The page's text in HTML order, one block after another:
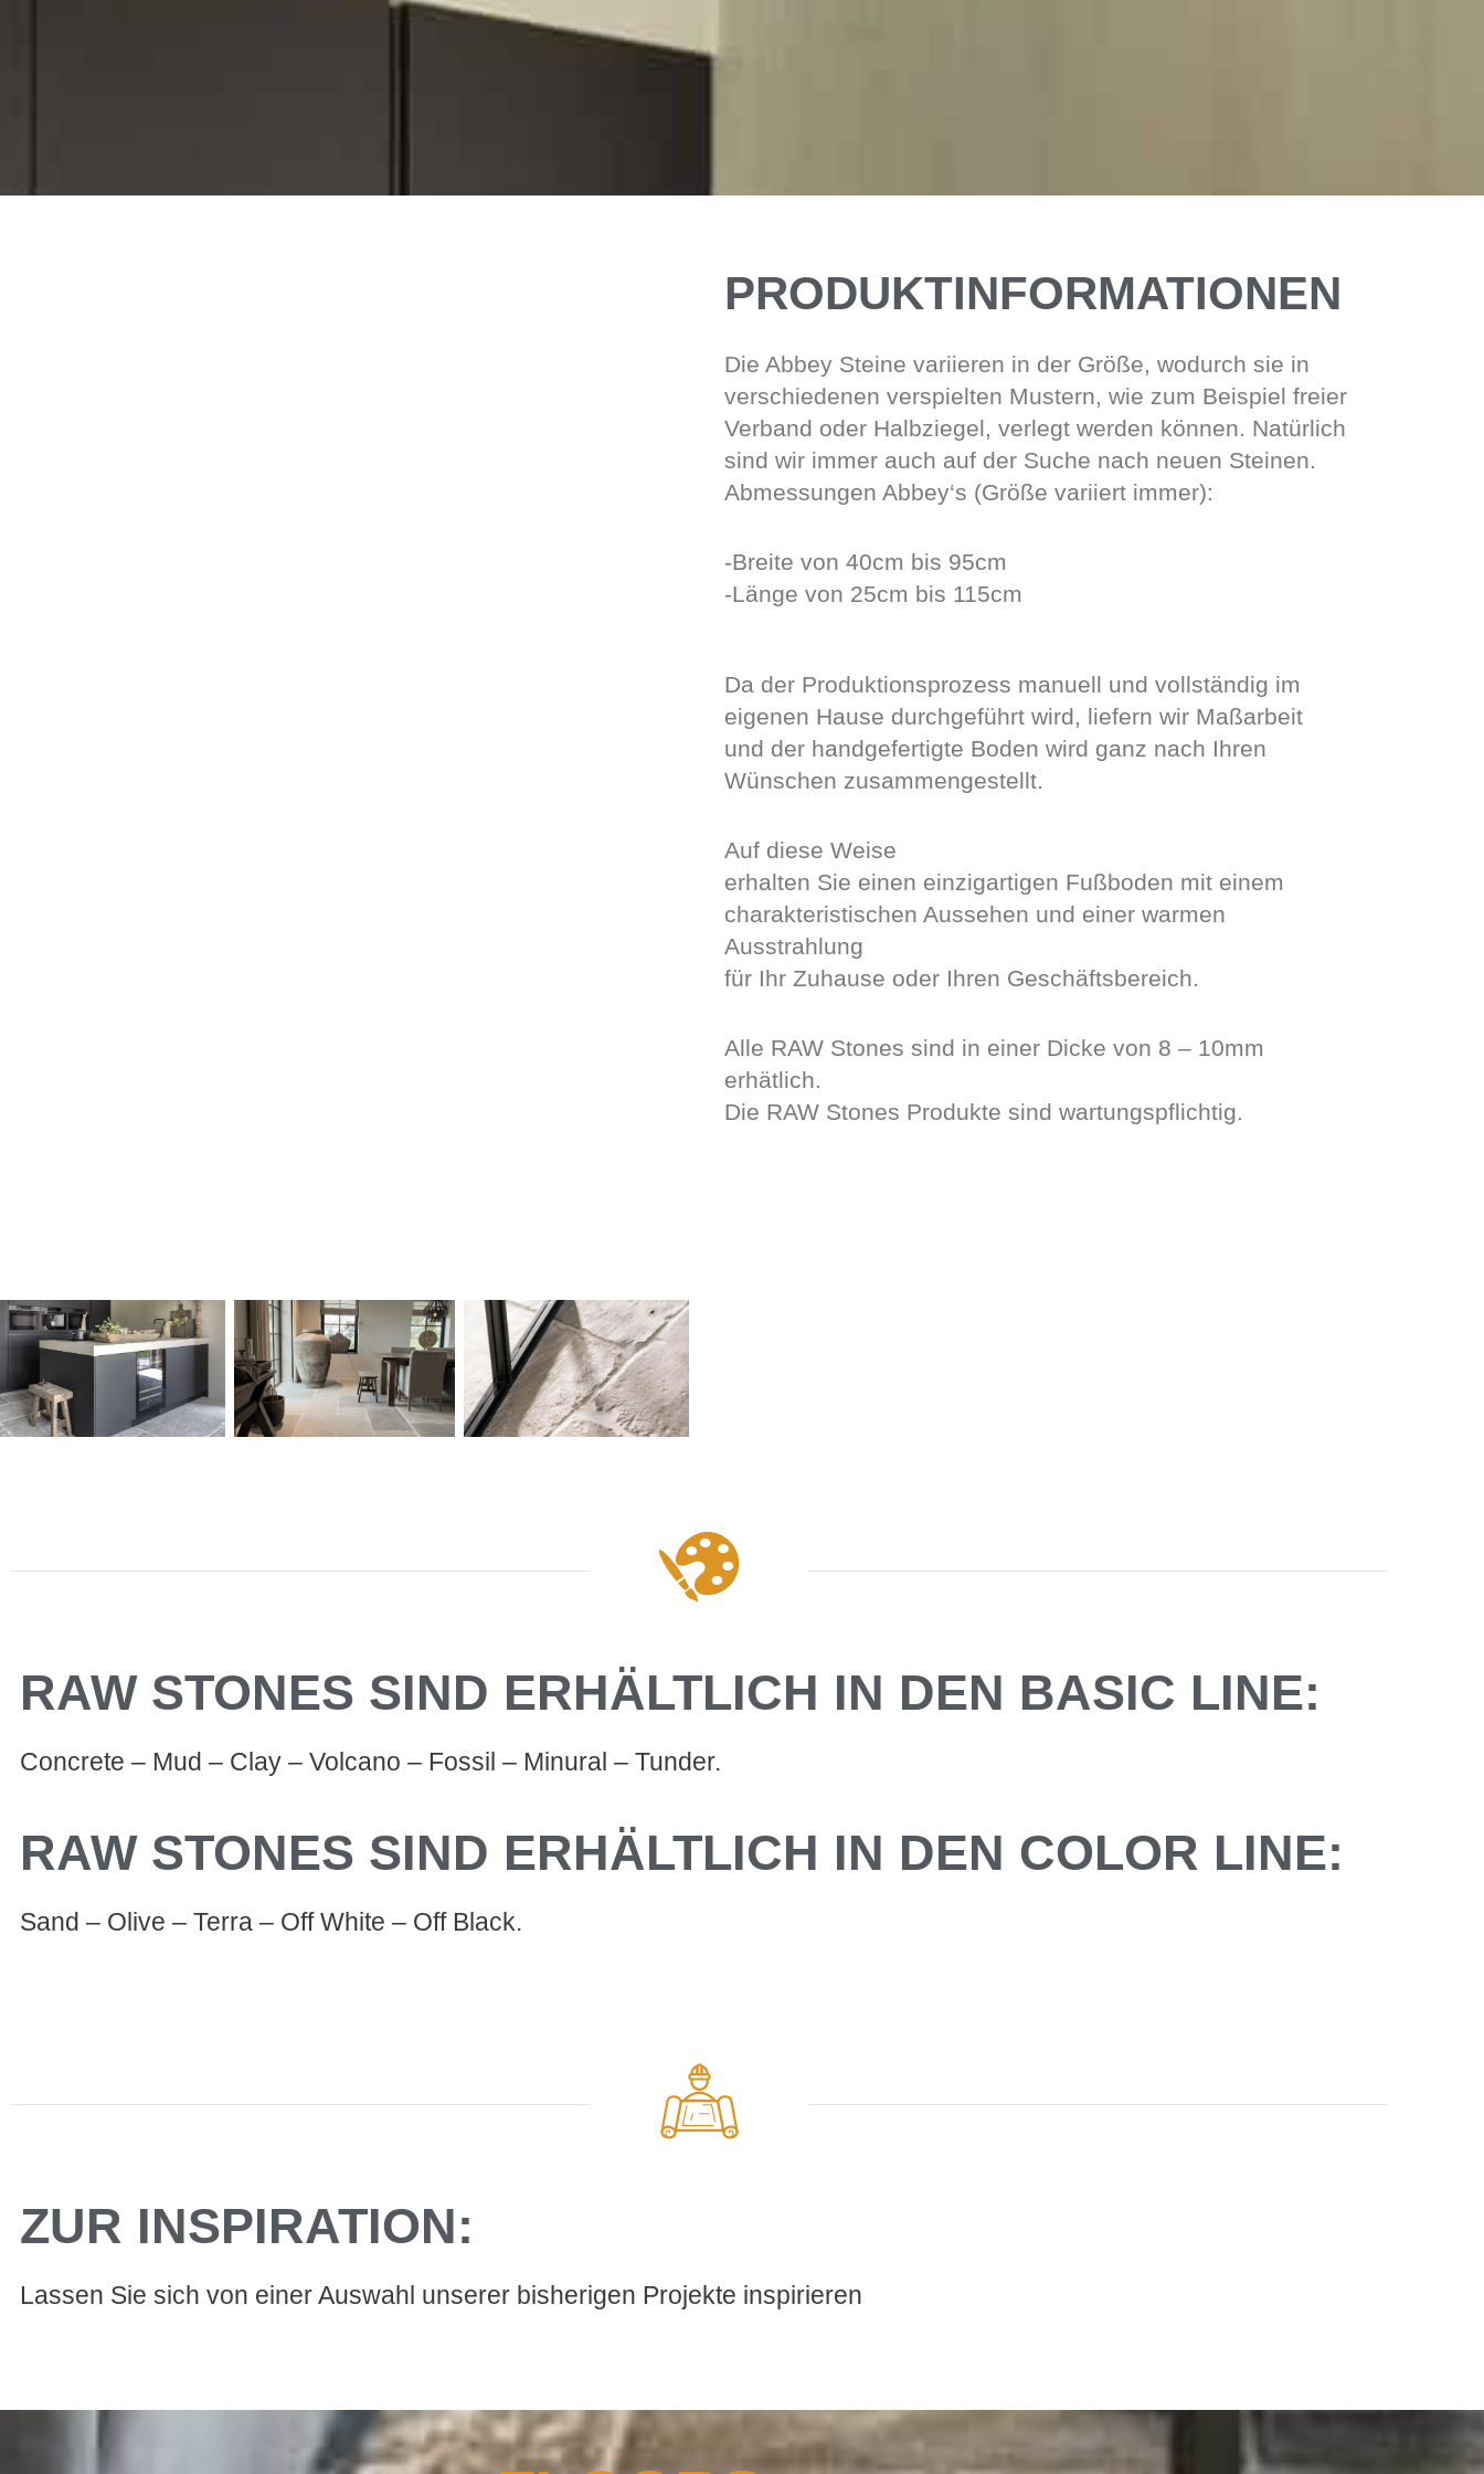
PRODUKTINFORMATIONEN
Die Abbey Steine variieren in der Größe, wodurch sie in
verschiedenen verspielten Mustern, wie zum Beispiel freier
Verband oder Halbziegel, verlegt werden können. Natürlich
sind wir immer auch auf der Suche nach neuen Steinen.
Abmessungen Abbey‘s (Größe variiert immer):
-Breite von 40cm bis 95cm
-Länge von 25cm bis 115cm
Da der Produktionsprozess manuell und vollständig im
eigenen Hause durchgeführt wird, liefern wir Maßarbeit
und der handgefertigte Boden wird ganz nach Ihren
Wünschen zusammengestellt.
Auf diese Weise
erhalten Sie einen einzigartigen Fußboden mit einem
charakteristischen Aussehen und einer warmen
Ausstrahlung
für Ihr Zuhause oder Ihren Geschäftsbereich.
Alle RAW Stones sind in einer Dicke von 8 – 10mm
erhätlich.
Die RAW Stones Produkte sind wartungspflichtig.
RAW STONES SIND ERHÄLTLICH IN DEN BASIC LINE:
Concrete – Mud – Clay – Volcano – Fossil – Minural – Tunder.
RAW STONES SIND ERHÄLTLICH IN DEN COLOR LINE:
Sand – Olive – Terra – Off White – Off Black.
ZUR INSPIRATION:
Lassen Sie sich von einer Auswahl unserer bisherigen Projekte inspirieren